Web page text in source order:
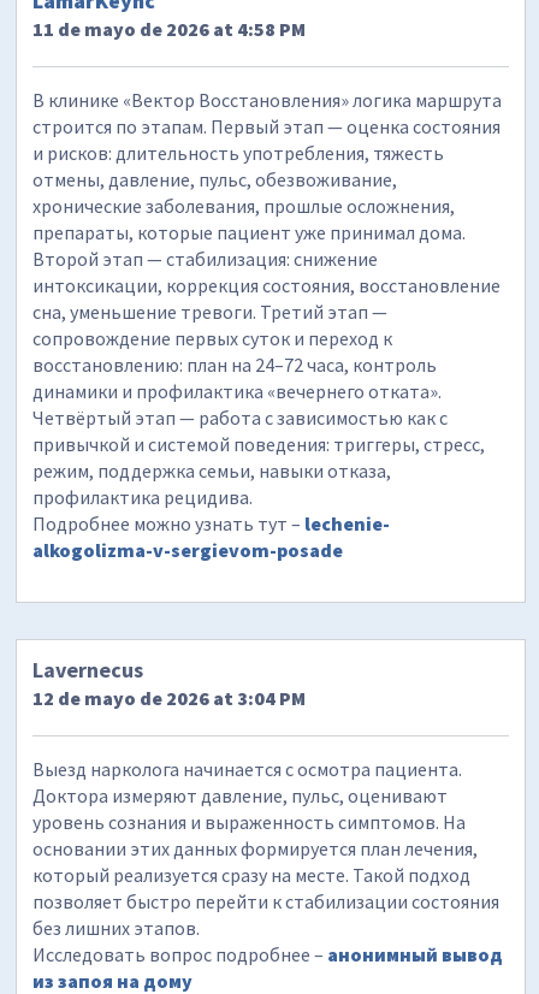
11 de mayo de 2026 at 4:58 PM
В клинике «Вектор Восстановления» логика маршрута
строится по этапам. Первый этап — оценка состояния
и рисков: длительность употребления, тяжесть
отмены, давление, пульс, обезвоживание,
хронические заболевания, прошлые осложнения,
препараты, которые пациент уже принимал дома.
Второй этап — стабилизация: снижение
интоксикации, коррекция состояния, восстановление
сна, уменьшение тревоги. Третий этап —
сопровождение первых суток и переход к
восстановлению: план на 24–72 часа, контроль
динамики и профилактика «вечернего отката».
Четвёртый этап — работа с зависимостью как с
привычкой и системой поведения: триггеры, стресс,
режим, поддержка семьи, навыки отказа,
профилактика рецидива.
Подробнее можно узнать тут – lechenie-
alkogolizma-v-sergievom-posade
Lavernecus
12 de mayo de 2026 at 3:04 PM
Выезд нарколога начинается с осмотра пациента.
Доктора измеряют давление, пульс, оценивают
уровень сознания и выраженность симптомов. На
основании этих данных формируется план лечения,
который реализуется сразу на месте. Такой подход
позволяет быстро перейти к стабилизации состояния
без лишних этапов.
Исследовать вопрос подробнее – анонимный вывод
из запоя на дому